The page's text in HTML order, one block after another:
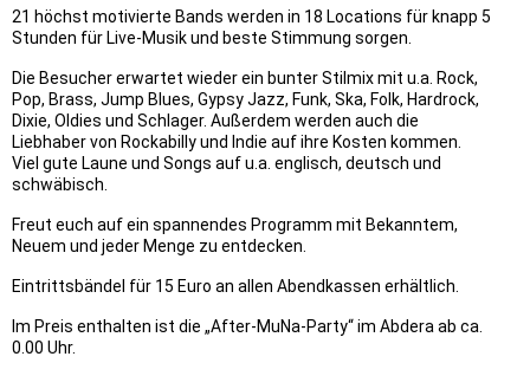
21 höchst motivierte Bands werden in 18 Locations für knapp 5
Stunden für Live-Musik und beste Stimmung sorgen.
Die Besucher erwartet wieder ein bunter Stilmix mit u.a. Rock,
Pop, Brass, Jump Blues, Gypsy Jazz, Funk, Ska, Folk, Hardrock,
Dixie, Oldies und Schlager. Außerdem werden auch die
Liebhaber von Rockabilly und Indie auf ihre Kosten kommen.
Viel gute Laune und Songs auf u.a. englisch, deutsch und
schwäbisch.
Freut euch auf ein spannendes Programm mit Bekanntem,
Neuem und jeder Menge zu entdecken.
Eintrittsbändel für 15 Euro an allen Abendkassen erhältlich.
Im Preis enthalten ist die „After-MuNa-Party“ im Abdera ab ca.
0.00 Uhr.